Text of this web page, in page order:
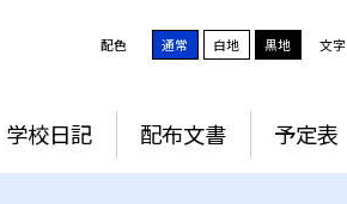
配色 通常 白地 黒地 文字
学校日記 配布文書 予定表